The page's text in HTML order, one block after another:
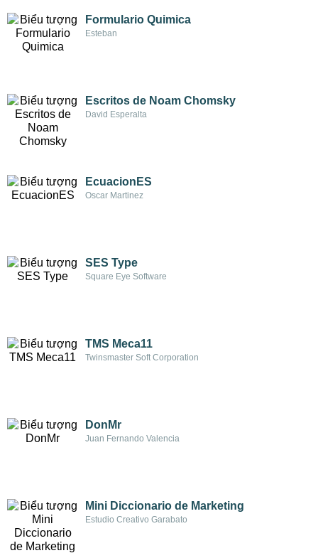
Formulario Quimica
Esteban
Escritos de Noam Chomsky
David Esperalta
EcuacionES
Oscar Martinez
SES Type
Square Eye Software
TMS Meca11
Twinsmaster Soft Corporation
DonMr
Juan Fernando Valencia
Mini Diccionario de Marketing
Estudio Creativo Garabato